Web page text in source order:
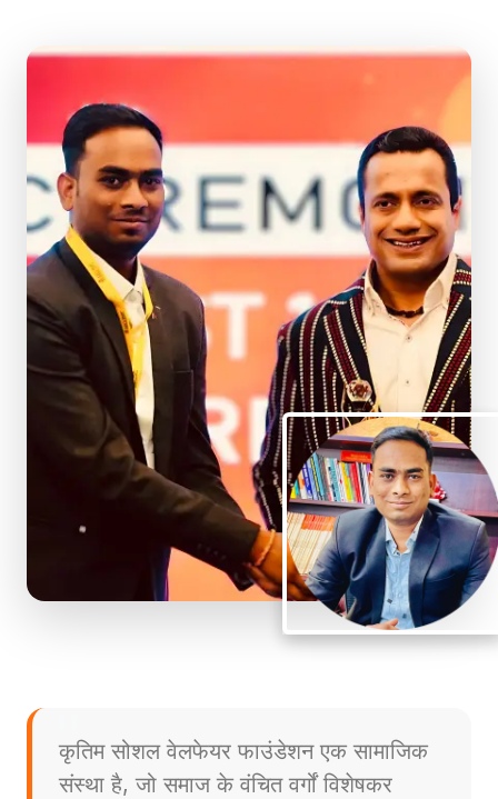
कृतिम सोशल वेलफेयर फाउंडेशन एक सामाजिक
संस्था है, जो समाज के वंचित वर्गों विशेषकर